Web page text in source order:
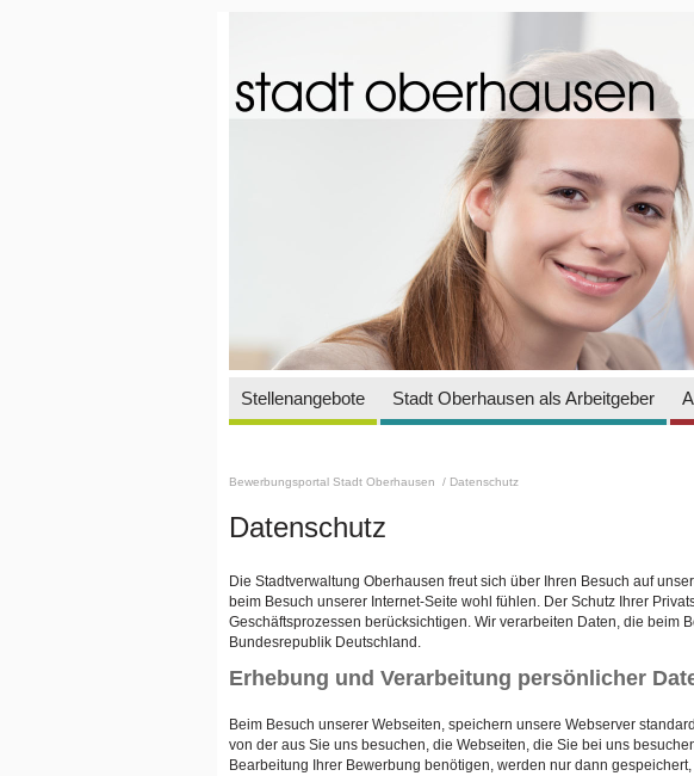
Stellenangebote Stadt Oberhausen als Arbeitgeber
Bewerbungsportal Stadt Oberhausen / Datenschutz
Datenschutz
Die Stadtverwaltung Oberhausen freut sich über Ihren Besuch auf
beim Besuch unserer Internet-Seite wohl fühlen. Der Schutz Ihrer
Geschäftsprozessen berücksichtigen. Wir verarbeiten Daten, die
Bundesrepublik Deutschland.
Erhebung und Verarbeitung persönlicher
Beim Besuch unserer Webseiten, speichern unsere Webserver
von der aus Sie uns besuchen, die Webseiten, die Sie bei uns
Bearbeitung Ihrer Bewerbung benötigen, werden nur dann